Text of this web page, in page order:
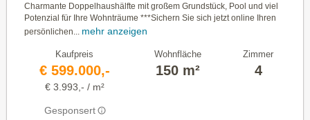
Charmante Doppelhaushälfte mit großem Grundstück, Pool und viel
Potenzial für Ihre Wohnträume ***Sichern Sie sich jetzt online Ihren
persönlichen...
mehr anzeigen
Kaufpreis
€ 599.000,-
€ 3.993,- / m²
Gesponsert
Wohnfläche
150 m²
Zimmer
4